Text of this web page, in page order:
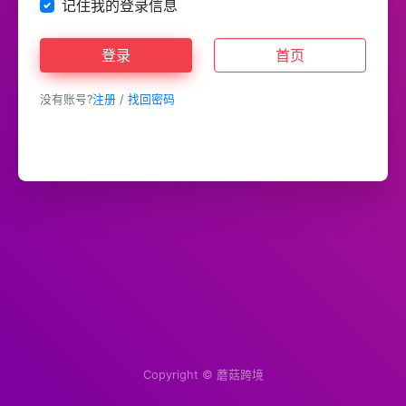
记住我的登录信息
登录 首页
没有账号?注册 / 找回密码
Copyright © 蘑菇跨境